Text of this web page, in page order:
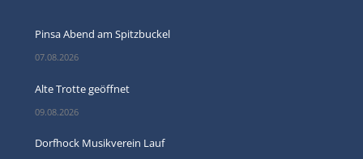
Pinsa Abend am Spitzbuckel
07.08.2026
Alte Trotte geöffnet
09.08.2026
Dorfhock Musikverein Lauf